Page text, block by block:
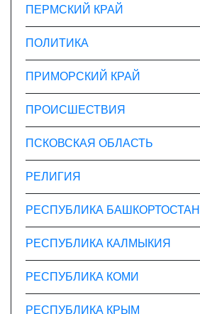
ПЕРМСКИЙ КРАЙ
ПОЛИТИКА
ПРИМОРСКИЙ КРАЙ
ПРОИСШЕСТВИЯ
ПСКОВСКАЯ ОБЛАСТЬ
РЕЛИГИЯ
РЕСПУБЛИКА БАШКОРТОСТАН
РЕСПУБЛИКА КАЛМЫКИЯ
РЕСПУБЛИКА КОМИ
РЕСПУБЛИКА КРЫМ